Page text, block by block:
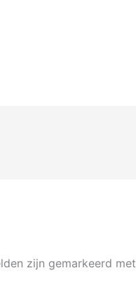
zijn gemarkeerd met